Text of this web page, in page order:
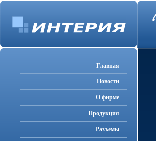
Главная
Новости
О фирме
Продукция
Разъемы